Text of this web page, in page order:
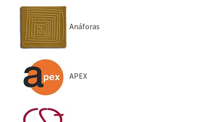
Anáforas
APEX